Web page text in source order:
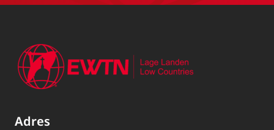
Adres